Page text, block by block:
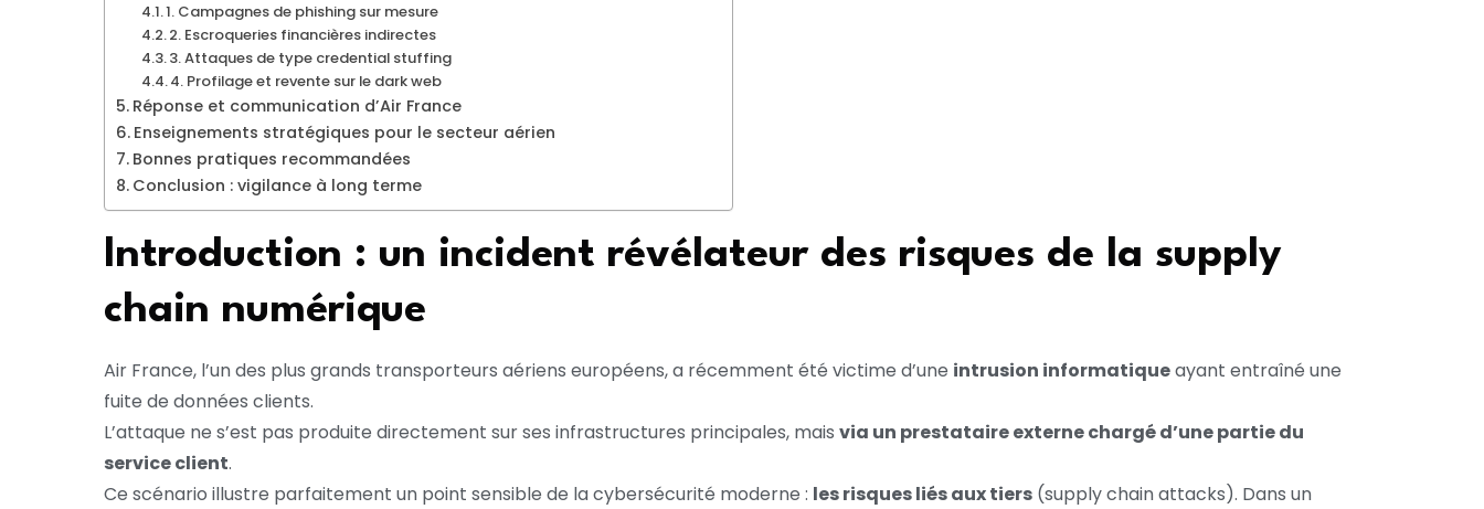
1. Campagnes de phishing sur mesure
2. Escroqueries financières indirectes
3. Attaques de type credential stuffing
4. Profilage et revente sur le dark web
Réponse et communication d’Air France
Enseignements stratégiques pour le secteur aérien
Bonnes pratiques recommandées
Conclusion : vigilance à long terme
Introduction : un incident révélateur des risques de la supply
chain numérique
Air France, l’un des plus grands transporteurs aériens européens, a récemment été victime d’une intrusion informatiqueayant entraîné une
fuite de données clients.
L’attaque ne s’est pas produite directement sur ses infrastructures principales, mais via un prestataire externe chargé d’une partie du
service client.
Ce scénario illustre parfaitement un point sensible de la cybersécurité moderne : les risques liés aux tiers (supply chain attacks). Dans un